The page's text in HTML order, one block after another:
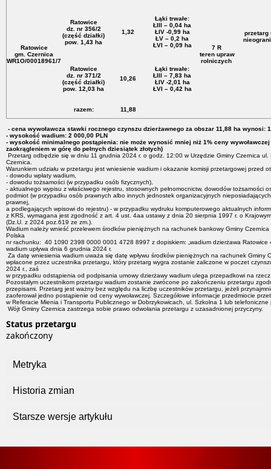
przetarg
Ratowice
gm. Czernica
WR1O/00018961/7
Ratowice
dz. nr 356/2
(część działki)
pow. 1,43 ha
1,32
Łąki trwałe:
ŁIII – 0,04 ha
ŁIV -0,99 ha
ŁV – 0,2 ha
ŁVI – 0,09 ha
7 R
teren upraw
rolniczych
Ratowice
dz. nr 371/2
(część działki)
pow. 12,03 ha
10,26
Łąki trwałe:
ŁIII – 7,83 ha
ŁIV -2,01 ha
ŁVI – 0,42 ha
razem: 11,88
- cena wywoławcza stawki rocznego czynszu dzierżawnego za obszar 11,88 ha wynosi:
- wysokość wadium: 2 000,00 PLN
- wysokość minimalnego postąpienia: nie może wynosić mniej niż 1% ceny
zaokrągleniem w górę do pełnych dziesiątek złotych)
Przetarg odbędzie się w dniu 11 grudnia 2024 r. o godz. 12:00 w Urzędzie Gminy Czernica
Czernica.
Warunkiem udziału w przetargu jest wniesienie wadium i okazanie komisji przetargowej przed
- dowodu wpłaty wadium,
- dowodu tożsamości (w przypadku osób fizycznych),
- aktualnego wypisu z właściwego rejestru, stosownych pełnomocnictw, dowodów tożsamości
podmiot (w przypadku osób prawnych albo innych jednostek organizacyjnych
prawnej,
a podlegających wpisowi do rejestru) - w przypadku wydruku komputerowego aktualnych
z KRS, wymagana jest zgodność z art. 4 ust. 4aa ustawy z dnia 20 sierpnia 1997 r. o
(Dz.U. z 2024 poz.619 ze zm.).
Wadium należy wnieść przelewem środków pieniężnych na rachunek bankowy Gminy
Polska
nr rachunku: 40 1090 2398 0000 0001 4728 8997 z dopiskiem: „wadium dzierżawa Ratowice
wadium upływa dnia 6 grudnia 2024 r.
Za datę wniesienia wadium uważa się datę wpływu środków pieniężnych na rachunek Gminy
wpłacone przez uczestnika przetargu, który przetarg wygra zostanie zaliczone w poczet
2024 r., zaś
w przypadku odstąpienia od podpisania umowy dzierżawy wadium ulega przepadkowi na
Pozostałym uczestnikom przetargu wadium zostanie zwrócone po zakończeniu przetargu
przepisami. Przetarg jest ważny bez względu na liczbę uczestników przetargu, jeżeli
zaoferował jedno postąpienie od ceny wywoławczej. Szczegółowe informacje przedmiocie
w Referacie Mienia i Transportu Publicznego w Dobrzykowicach, ul. Szkolna 1 lub
Wójt Gminy Czernica zastrzega sobie prawo odwołania przetargu z uzasadnionej przyczyny.
Status przetargu
zakończony
Metryka
Historia zmian
Starsze wersje artykułu